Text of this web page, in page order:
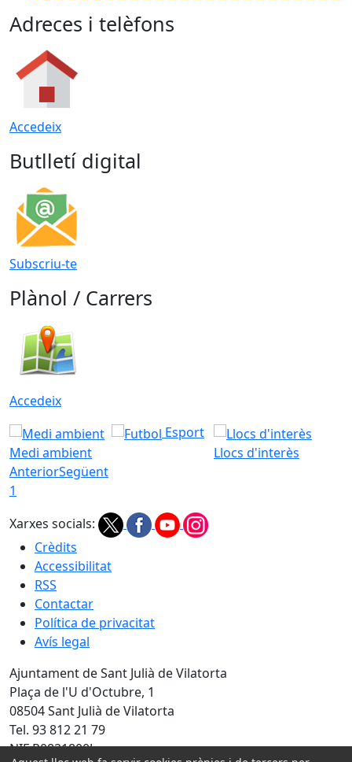
Adreces i telèfons
Accedeix
Butlletí digital
Subscriu-te
Plànol / Carrers
Accedeix
Medi ambient
Esport
Llocs d'interès
AnteriorSegüent
1
Xarxes socials:
Crèdits
Accessibilitat
RSS
Contactar
Política de privacitat
Avís legal
Ajuntament de Sant Julià de Vilatorta
Plaça de l'U d'Octubre, 1
08504 Sant Julià de Vilatorta
Tel. 93 812 21 79
NIF P0821800J